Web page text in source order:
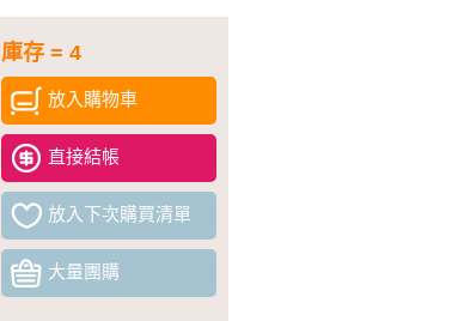
庫存 = 4
放入購物車
直接結帳
放入下次購買清單
大量團購